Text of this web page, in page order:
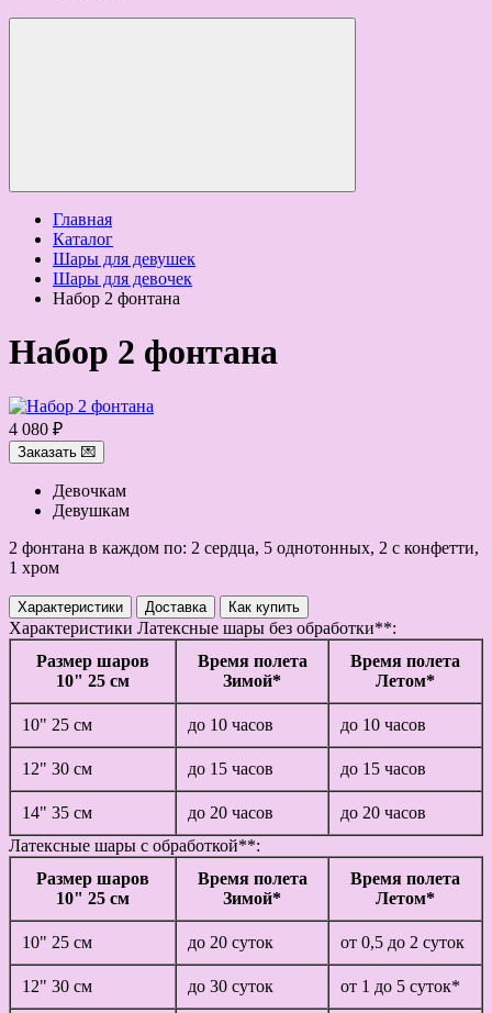
Главная
Каталог
Шары для девушек
Шары для девочек
Набор 2 фонтана
Набор 2 фонтана
4 080 ₽
Заказать 💌
Девочкам
Девушкам
2 фонтана в каждом по: 2 сердца, 5 однотонных, 2 с конфетти,
1 хром
Характеристики Доставка Как купить
Характеристики Латексные шары без обработки**:
Размер шаров
10" 25 см
Время полета
Зимой*
Время полета
Летом*
10" 25 см до 10 часов до 10 часов
12" 30 см до 15 часов до 15 часов
14" 35 см до 20 часов
до 20 часов
Латексные шары с обработкой**:
Размер шаров
10" 25 см
Время полета
Зимой*
Время полета
Летом*
10" 25 см до 20 суток от 0,5 до 2 суток
12" 30 см до 30 суток от 1 до 5 суток*